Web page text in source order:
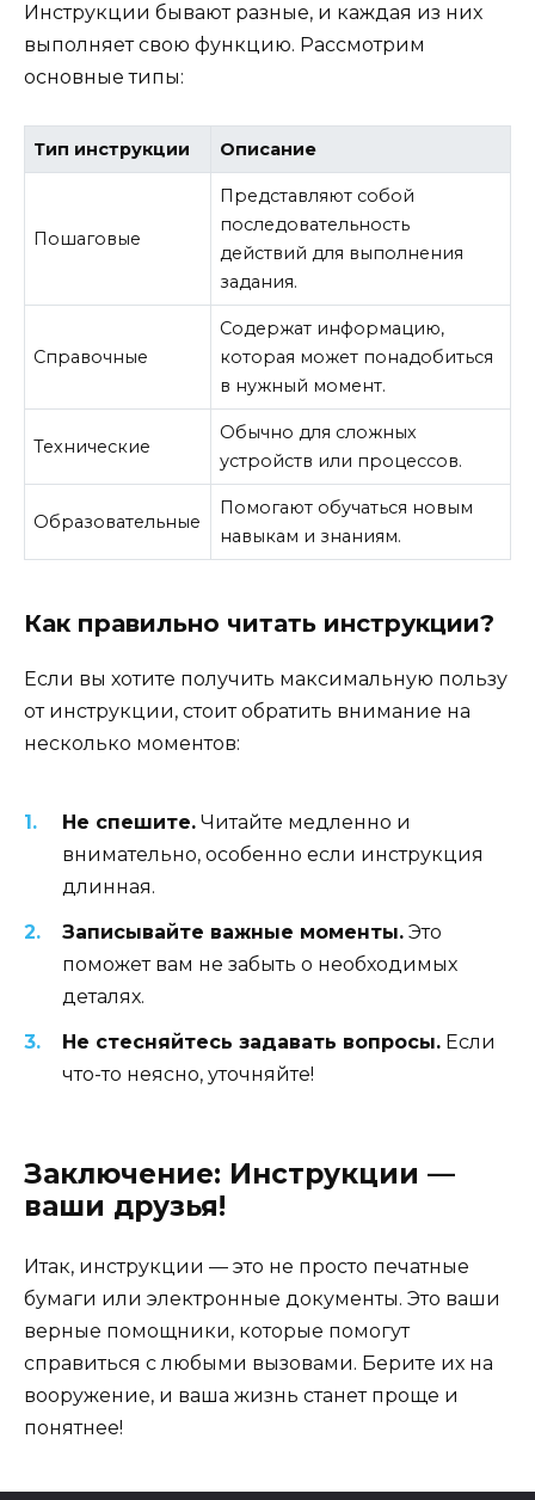
Инструкции бывают разные, и каждая из них
выполняет свою функцию. Рассмотрим
основные типы:
Тип инструкции Описание
Пошаговые
Представляют собой
последовательность
действий для выполнения
задания.
Справочные
Содержат информацию,
которая может понадобиться
в нужный момент.
Технические
Обычно для сложных
устройств или процессов.
Образовательные
Помогают обучаться новым
навыкам и знаниям.
Как правильно читать инструкции?
Если вы хотите получить максимальную пользу
от инструкции, стоит обратить внимание на
несколько моментов:
Не спешите. Читайте медленно и
внимательно, особенно если инструкция
длинная.
Записывайте важные моменты. Это
поможет вам не забыть о необходимых
деталях.
Не стесняйтесь задавать вопросы. Если
что-то неясно, уточняйте!
Заключение: Инструкции —
ваши друзья!
Итак, инструкции — это не просто печатные
бумаги или электронные документы. Это ваши
верные помощники, которые помогут
справиться с любыми вызовами. Берите их на
вооружение, и ваша жизнь станет проще и
понятнее!